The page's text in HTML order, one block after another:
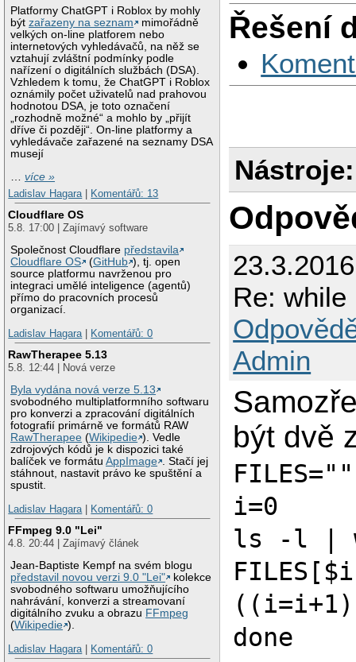
Platformy ChatGPT i Roblox by mohly
býtzařazeny na seznam
mimořádně
velkých on-line platforem nebo
internetových vyhledávačů, na něž se
vztahují zvláštní podmínky podle
nařízení o digitálních službách (DSA).
Vzhledem k tomu, že ChatGPT i Roblox
oznámily počet uživatelů nad prahovou
hodnotou DSA, je toto označení
„rozhodně možné“ a mohlo by „přijít
dříve či později“. On-line platformy a
vyhledávače zařazené na seznamy DSA
musejí
…více »
Ladislav Hagara| Komentářů: 13
Cloudflare OS
5.8. 17:00 | Zajímavý software
Společnost Cloudflare představila
Cloudflare OS
(GitHub ), tj. open
source platformu navrženou pro
integraci umělé inteligence (agentů)
přímo do pracovních procesů
organizací.
Ladislav Hagara| Komentářů: 0
RawTherapee 5.13
5.8. 12:44 | Nová verze
Byla vydána nová verze 5.13
svobodného multiplatformního softwaru
pro konverzi a zpracování digitálních
fotografií primárně ve formátů RAW
RawTherapee (Wikipedie ). Vedle
zdrojových kódů je k dispozici také
balíček ve formátuAppImage . Stačí jej
stáhnout, nastavit právo ke spuštění a
spustit.
Ladislav Hagara| Komentářů: 0
FFmpeg 9.0 "Lei"
4.8. 20:44 | Zajímavý článek
Jean-Baptiste Kempf na svém blogu
představil novou verzi 9.0 "Lei"
kolekce
svobodného softwaru umožňujícího
nahrávání, konverzi a streamovaní
digitálního zvuku a obrazu FFmpeg
(Wikipedie ).
Ladislav Hagara| Komentářů: 0
Řešení
Nástroje:
Re: while
Admin
být dvě
FILES=""
i=0
ls -l |
done